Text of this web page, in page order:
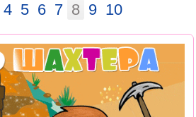
4 5 6 7 8 9 10